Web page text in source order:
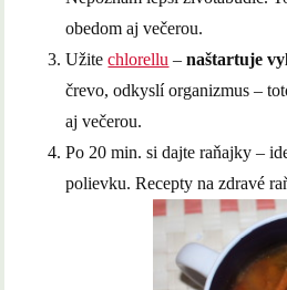
obedom aj večerou.
Užitechlorellu –naštartuje
črevo, odkyslí organizmus –
aj večerou.
Po 20 min. si dajte raňajky –
polievku.Recepty na zdravé